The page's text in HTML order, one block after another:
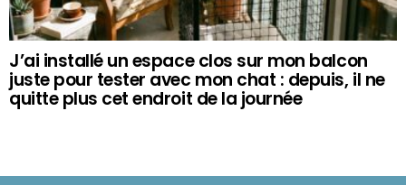
J’ai installé un espace clos sur mon balcon
juste pour tester avec mon chat : depuis, il ne
quitte plus cet endroit de la journée